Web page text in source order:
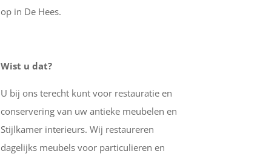
op in De Hees.
Wist u dat?
U bij ons terecht kunt voor restauratie en
conservering van uw antieke meubelen en
Stijlkamer interieurs. Wij restaureren
dagelijks meubels voor particulieren en